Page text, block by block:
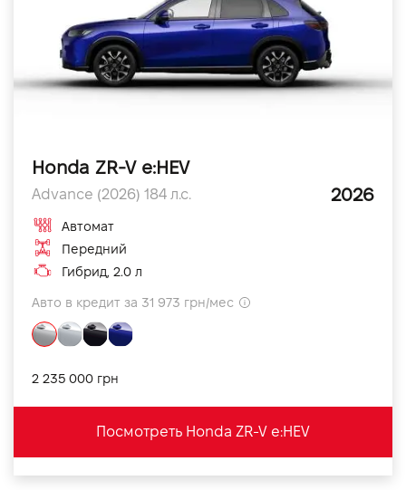
Honda ZR-V e:HEV
Advance (2026) 184 л.с. 2026
Автомат
Передний
Гибрид, 2.0 л
Авто в кредит за 31 973 грн/мес
2 235 000 грн
Посмотреть Honda ZR-V e:HEV